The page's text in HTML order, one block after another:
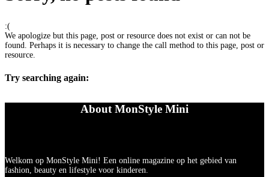
:(
We apologize but this page, post or resource does not exist or can not be
found. Perhaps it is necessary to change the call method to this page, post or
resource.
Try searching again:
About MonStyle Mini
Welkom op MonStyle Mini! Een online magazine op het gebied van
fashion, beauty en lifestyle voor kinderen.